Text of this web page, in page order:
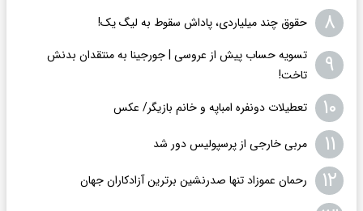
۸ حقوق چند میلیاردی، پاداش سقوط به لیگ یک!
۹
تسویه حساب پیش از عروسی | جورجینا به منتقدان بدنش
تاخت!
۱۰ تعطیلات دونفره امباپه و خانم بازیگر/ عکس
۱۱ مربی خارجی از پرسپولیس دور شد
۱۲ رحمان عموزاد تنها صدرنشین برترین آزادکاران جهان